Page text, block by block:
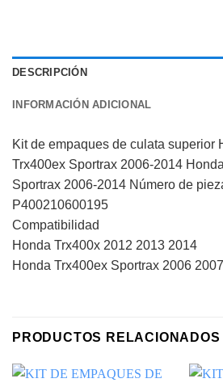
DESCRIPCIÓN
INFORMACIÓN ADICIONAL
Kit de empaques de culata superior
Trx400ex Sportrax 2006-2014
Sportrax 2006-2014 Número de
P400210600195
Compatibilidad
Honda Trx400x 2012 2013 2014
Honda Trx400ex Sportrax 2006
PRODUCTOS RELACIONADOS